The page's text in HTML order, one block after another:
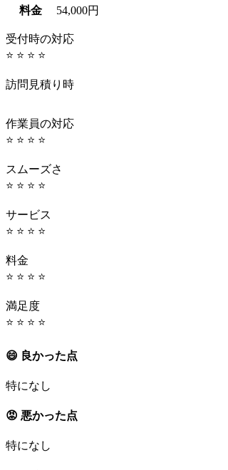
料金
54,000円
受付時の対応
⭐ ⭐ ⭐ ⭐
訪問見積り時
作業員の対応
⭐ ⭐ ⭐ ⭐
スムーズさ
⭐ ⭐ ⭐ ⭐
サービス
⭐ ⭐ ⭐ ⭐
料金
⭐ ⭐ ⭐ ⭐
満足度
⭐ ⭐ ⭐ ⭐
😄 良かった点
特になし
😡 悪かった点
特になし